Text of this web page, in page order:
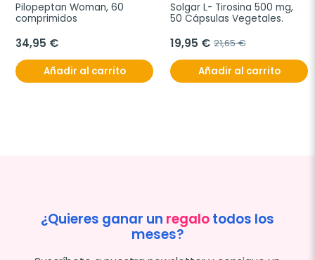
Pilopeptan Woman, 60
comprimidos
34,95 €
Añadir al carrito
Solgar L- Tirosina 500 mg,
50 Cápsulas Vegetales.
19,95 € 21,65 €
Añadir al carrito
¿Quieres ganar un regalotodos los
meses?